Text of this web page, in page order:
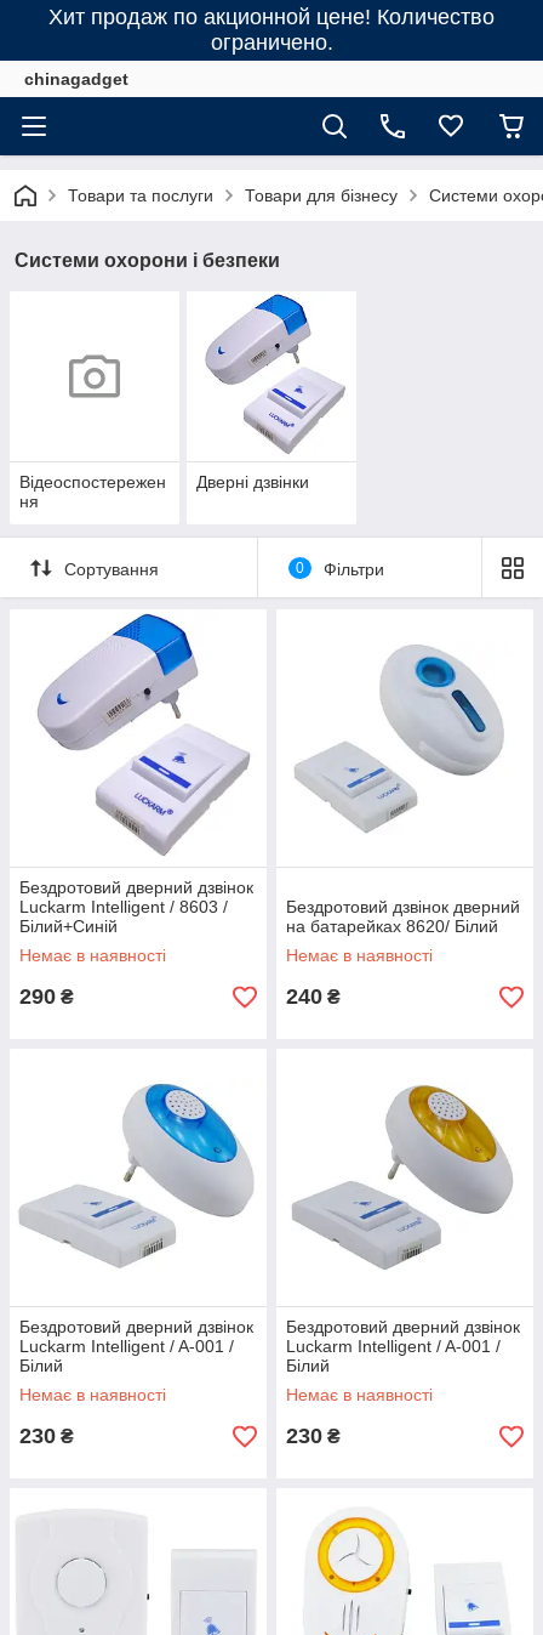
Хит продаж по акционной цене! Количество
ограничено.
chinagadget
Товари та послуги Товари для бізнесу Системи
Системи охорони і безпеки
Відеоспостережен
ня
Дверні дзвінки
Сортування 0 Фільтри
Бездротовий дверний дзвінок
Luckarm Intelligent / 8603 /
Білий+Синій
Немає в наявності
290 ₴
Бездротовий дзвінок дверний
на батарейках 8620/ Білий
Немає в наявності
240 ₴
Бездротовий дверний дзвінок
Luckarm Intelligent / A-001 /
Білий
Немає в наявності
230 ₴
Бездротовий дверний дзвінок
Luckarm Intelligent / A-001 /
Білий
Немає в наявності
230 ₴